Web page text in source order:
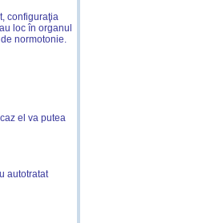
configuraţia
loc în organul
normotonie.
el va putea
autotratat